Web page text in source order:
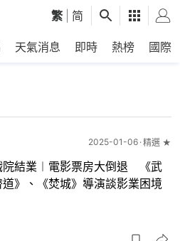
繁 简
天氣消息 即時 熱榜 國際
2025-01-06 精選 ★
院結業︱電影票房大倒退 《武
道》、《焚城》導演談影業困境